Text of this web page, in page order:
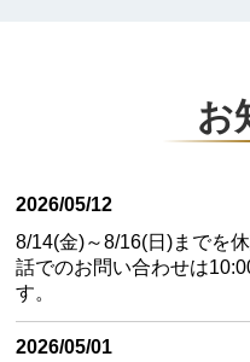
お
2026/05/12
8/14(金)～8/16(日)までを
話でのお問い合わせは
す。
2026/05/01